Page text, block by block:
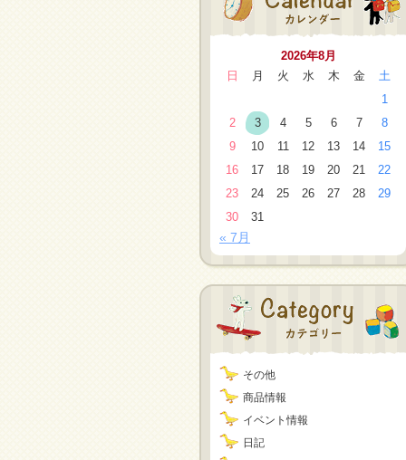
2026年8月
日
月 火 水 木 金
土
1
2
3 4 5 6 7
8
9
10 11 12 13 14
15
16
17 18 19 20 21
22
23
24 25 26 27 28
29
30
31
« 7月
その他
商品情報
イベント情報
日記